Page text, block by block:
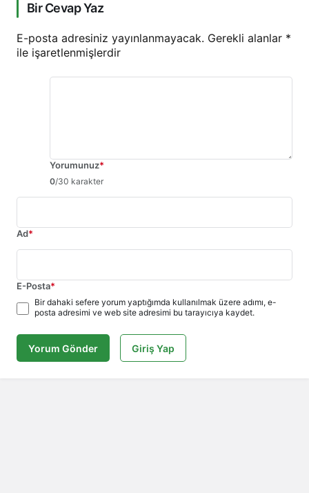
Bir Cevap Yaz
E-posta adresiniz yayınlanmayacak. Gerekli alanlar *
ile işaretlenmişlerdir
Yorumunuz*
0/30 karakter
Ad*
E-Posta*
Bir dahaki sefere yorum yaptığımda kullanılmak üzere adımı, e-
posta adresimi ve web site adresimi bu tarayıcıya kaydet.
Yorum Gönder Giriş Yap